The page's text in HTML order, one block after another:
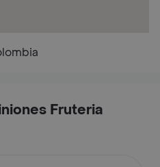
Fruteria